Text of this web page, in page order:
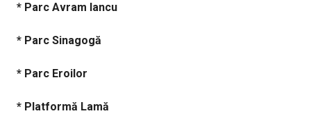
* Parc Avram Iancu
* Parc Sinagogă
* Parc Eroilor
* Platformă Lamă